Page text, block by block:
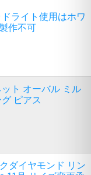
ライト使用はホワ
作不可
ト オーバル ミル
ピアス
ダイヤモンド リン